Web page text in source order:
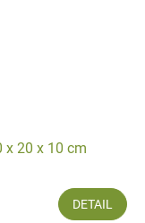
x 20 x 10 cm
DETAIL